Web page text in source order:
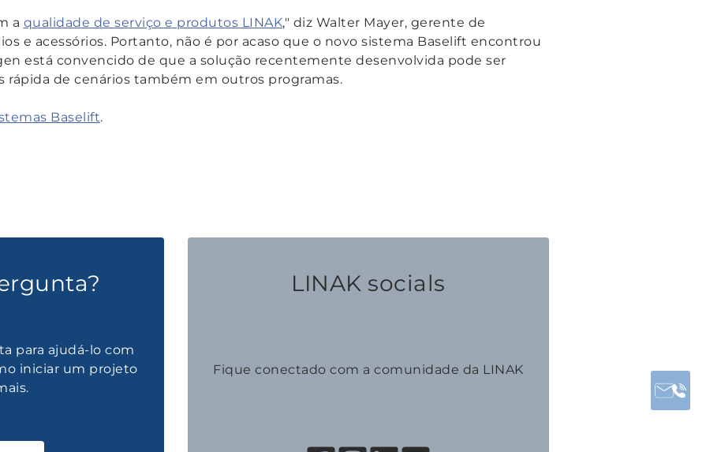
a qualidade de serviço e produtos LINAK," diz Walter Mayer, gerente de
e acessórios. Portanto, não é por acaso que o novo sistema Baselift encontrou
está convencido de que a solução recentemente desenvolvida pode ser
rápida de cenários também em outros programas.
Baselift.
para ajudá-lo com
iniciar um projeto
LINAK socials
Fique conectado com a comunidade da LINAK